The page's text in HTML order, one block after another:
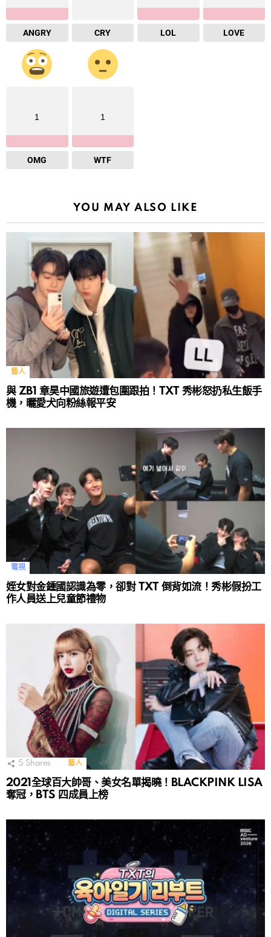
ANGRY CRY LOL LOVE
1
OMG
1
WTF
YOU MAY ALSO LIKE
藝人
與 ZB1 章昊中國旅遊遭包圍跟拍！TXT 秀彬怒扔私生飯手
機，曬愛犬向粉絲報平安
電視
姪女對金鍾國認識為零，卻對 TXT 倒背如流！秀彬假扮工
作人員送上兒童節禮物
5 Shares 藝人
2021全球百大帥哥、美女名單揭曉！BLACKPINK LISA
奪冠，BTS 四成員上榜